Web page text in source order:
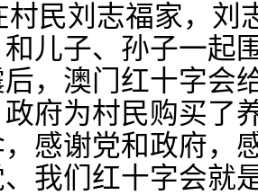
村民刘志福家，刘
儿子、孙子一起
，澳门红十字会
政府为村民购买了
感谢党和政府，
、我们红十字会就